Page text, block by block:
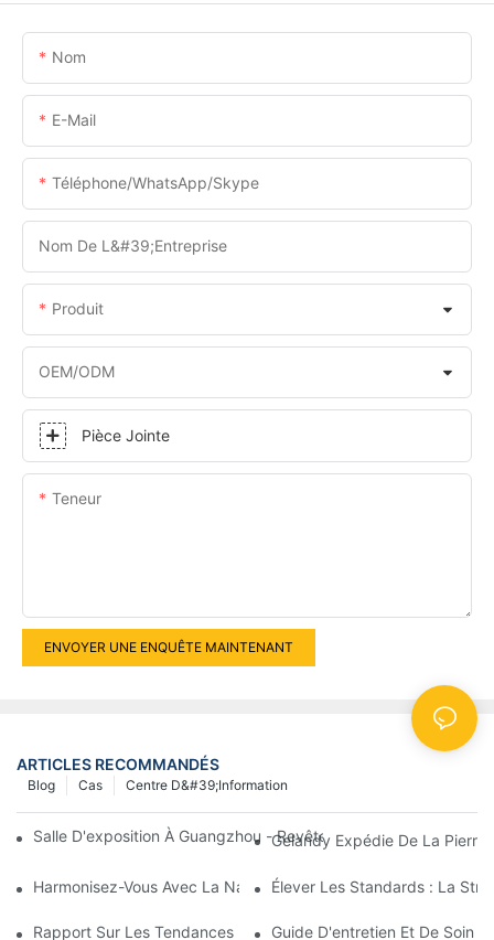
Nom
E-Mail
Téléphone/WhatsApp/Skype
Nom De L&#39;entreprise
Produit
OEM/ODM
Pièce Jointe
Teneur
ENVOYER UNE ENQUÊTE MAINTENANT
ARTICLES RECOMMANDÉS
Centre D&#39;information
Cas
Blog
Salle D'exposition À Guangzhou - Revêtement Mural En
Gelandy Expédie De La Pierre
Harmonisez-Vous Avec La Nature, Élevez-Vous Avec Gelandy
Élever Les Standards : La
Rapport Sur Les Tendances 2026 En Matière De Couleurs Et
Guide D'entretien Et De Soin